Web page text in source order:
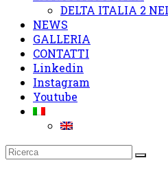
DELTA ITALIA 2
NEWS
GALLERIA
CONTATTI
Linkedin
Instagram
Youtube